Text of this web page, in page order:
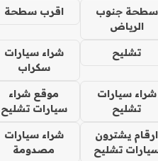
سطحة جنوب
الرياض
اقرب سطحة
تشليح
شراء سيارات
سكراب
شراء سيارات
تشليح
موقع شراء
سيارات تشليح
ارقام يشترون
تشليح
شراء سيارات
مصدومة